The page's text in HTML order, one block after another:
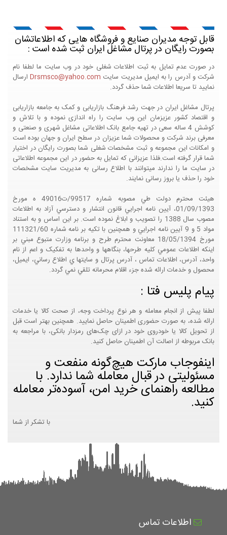
قابل توجه مدیران صنایع و فروشگاه هایی که اطلاعاتشان
بصورت رایگان در پرتال مشاغل ایران ثبت شده است :
در صورت عدم تمایل به ثبت اطلاعات شغلی خود در وب سایت ما لطفا نام
شرکت و آدرس را به ایمیل مدیریت سایت Drsmsco@yahoo.comارسال
نمایید تا سریعا اطلاعات شما حذف گردد.
پرتال مشاغل ایران در جهت رشد فرهنگ بازاریابی و کمک به جامعه بازاریابی
و اقتصاد کشور عزیزمان این وب سایت را راه اندازی نموده و با تلاش و
کوشش 4 ساله سعی در تهیه جامع بانک اطلاعاتی مشاغل شهری و صنعتی و
معرفی برند شرکت و محصولات شما عزیزان در سطح ایران و جهان بوده است
و امکانات این مجموعه و ثبت مشخصات شغلی شما بصورت رایگان در اختیار
شما قرار گرفته است.فلذا عزیزانی که تمایل به حضور در این مجموعه اطلاعاتی
در سایت ما را ندارند میتوانند با اطلاع رسانی به مدیریت سایت مشخصات
خود را حذف یا بروز رسانی نمایند.
هيئت محترم دولت طي مصوبه شماره 99517/ت49016 ه مورخ
01/09/1393، آيين نامه اجرايي قانون انتشار و دسترسي آزاد به اطلاعات
مصوب سال 1388 را تصويب و ابلاغ نموده است. بر اين اساس و به استناد
مواد 5 و 9 آيين نامه اجرايي و همچنين با تکيه بر نامه شماره 111321/60
مورخ 18/05/1394 معاونت محترم طرح و برنامه وزارت متبوع مبني بر
اينکه اطلاعات عمومي کليه طرحها، بنگاهها و واحدها به تفکيک و اعم از نام
واحد، آدرس، اطلاعات تماس ، آدرس پرتال و سايتها ي اطلاع رساني، ايميل،
محصول و خدمات ارائه شده جزء اقلام محرمانه تلقي نمي گردد.
پیام پلیس فتا :
لطفا پیش از انجام معامله و هر نوع پرداخت وجه، از صحت کالا یا خدمات
ارائه شده، به صورت حضوری اطمینان حاصل نمایید. همچنین بهتر است قبل
از تحویل کالا یا خودروی خود در ازای چک‌های رمزدار بانکی، با مراجعه به
بانک مربوطه از اصالت آن اطمینان حاصل کنید.
اینفوجاب مارکت هیچ‌گونه منفعت و
مسئولیتی در قبال معامله شما ندارد. با
مطالعه راهنمای خرید امن، آسوده‌تر معامله
کنید.
با تشکر از شما
اطلاعات تماس